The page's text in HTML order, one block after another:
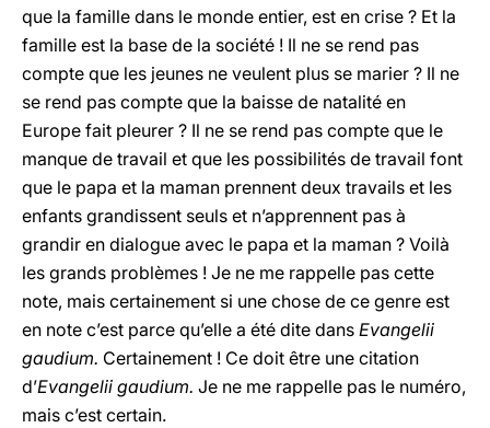
que la famille dans le monde entier, est en crise ? Et la
famille est la base de la société ! Il ne se rend pas
compte que les jeunes ne veulent plus se marier ? Il ne
se rend pas compte que la baisse de natalité en
Europe fait pleurer ? Il ne se rend pas compte que le
manque de travail et que les possibilités de travail font
que le papa et la maman prennent deux travails et les
enfants grandissent seuls et n’apprennent pas à
grandir en dialogue avec le papa et la maman ? Voilà
les grands problèmes ! Je ne me rappelle pas cette
note, mais certainement si une chose de ce genre est
en note c’est parce qu’elle a été dite dans Evangelii
gaudium. Certainement ! Ce doit être une citation
d’Evangelii gaudium. Je ne me rappelle pas le numéro,
mais c’est certain.